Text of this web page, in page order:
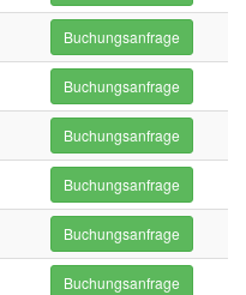
Buchungsanfrage
Buchungsanfrage
Buchungsanfrage
Buchungsanfrage
Buchungsanfrage
Buchungsanfrage